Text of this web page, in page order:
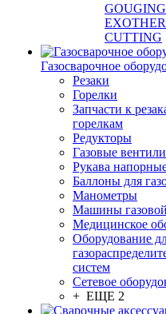
CUTTING
Газосварочное
Резаки
Горелки
Запчасти к
горелкам
Редукторы
Газовые
Рукава
Баллоны для
Манометры
Машины
Медицинское
Оборудование
систем
Сетевое
+ ЕЩЕ 2